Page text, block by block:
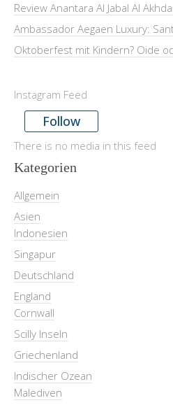
Review Anantara Al Jabal Al
Ambassador Aegaen Luxury:
Oktoberfest mit Kindern? Oide
Instagram Feed
Follow
There is no media in this feed
Kategorien
Allgemein
Asien
Indonesien
Singapur
Deutschland
England
Cornwall
Scilly Inseln
Griechenland
Indischer Ozean
Malediven